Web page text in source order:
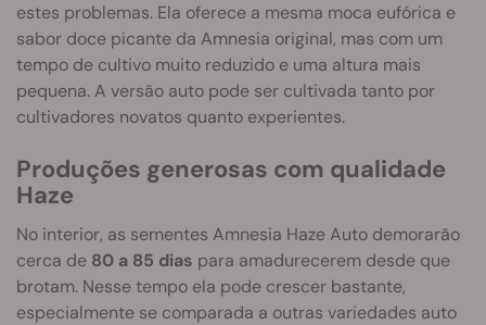
estes problemas. Ela oferece a mesma moca eufórica e
sabor doce picante da Amnesia original, mas com um
tempo de cultivo muito reduzido e uma altura mais
pequena. A versão auto pode ser cultivada tanto por
cultivadores novatos quanto experientes.
Produções generosas com qualidade
Haze
No interior, as sementes Amnesia Haze Auto demorarão
cerca de 80 a 85 dias para amadurecerem desde que
brotam. Nesse tempo ela pode crescer bastante,
especialmente se comparada a outras variedades auto